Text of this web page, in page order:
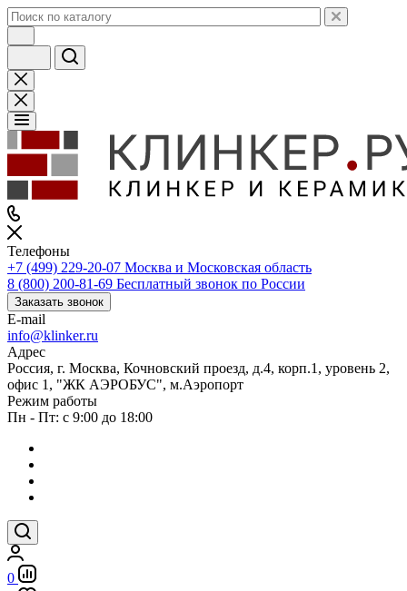
Телефоны
+7 (499) 229-20-07 Москва и Московская область
8 (800) 200-81-69 Бесплатный звонок по России
Заказать звонок
E-mail
info@klinker.ru
Адрес
Россия, г. Москва, Кочновский проезд, д.4, корп.1, уровень 2,
офис 1, "ЖК АЭРОБУС", м.Аэропорт
Режим работы
Пн - Пт: с 9:00 до 18:00
0